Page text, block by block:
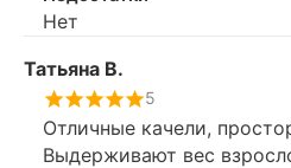
Нет
Татьяна В.
5
Отличные качели,
Выдерживают вес